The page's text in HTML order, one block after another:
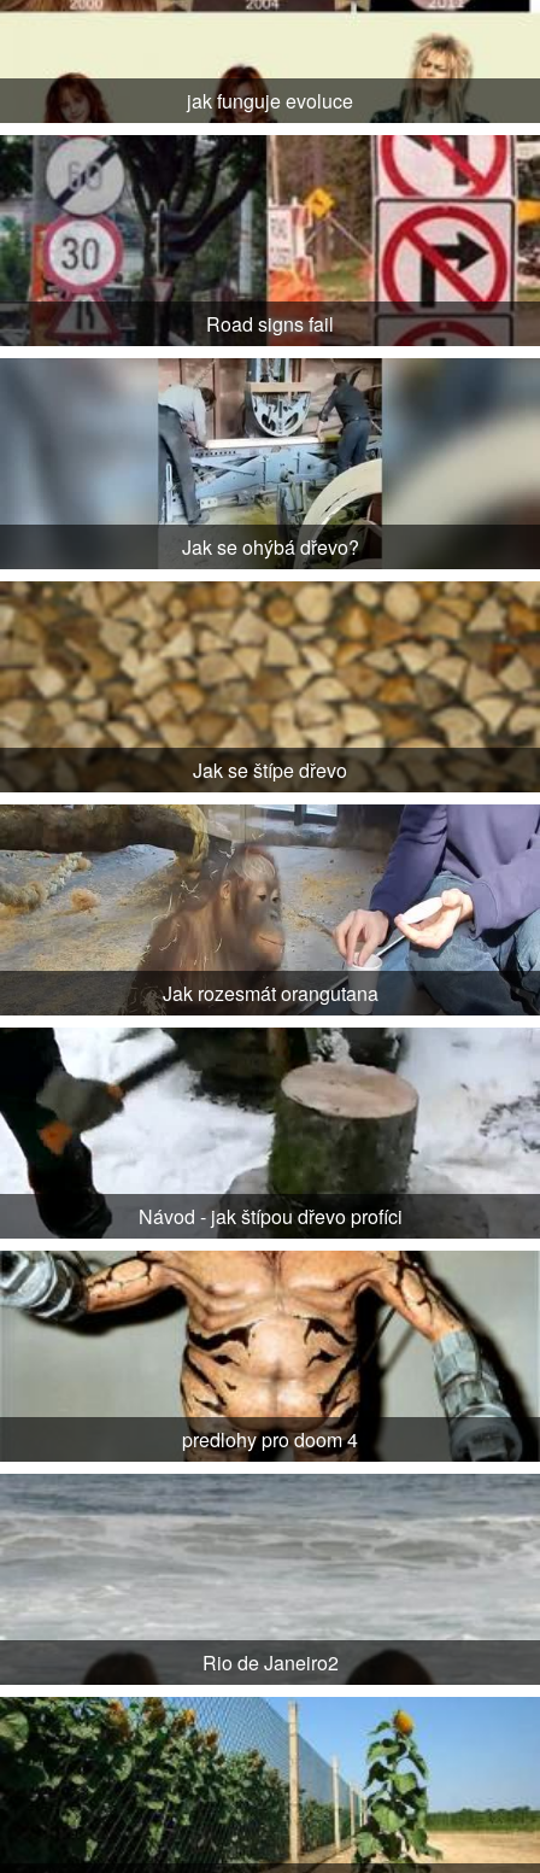
jak funguje evoluce
Road signs fail
Jak se ohýbá dřevo?
Jak se štípe dřevo
Jak rozesmát orangutana
Návod - jak štípou dřevo profíci
predlohy pro doom 4
Rio de Janeiro2